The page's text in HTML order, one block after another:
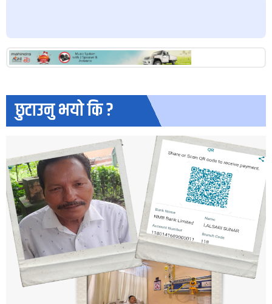
छुटाउनु भयो कि ?